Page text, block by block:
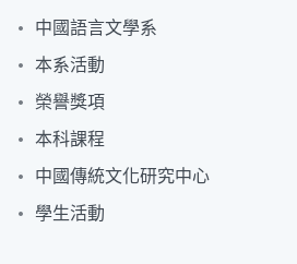
中國語言文學系
本系活動
榮譽獎項
本科課程
中國傳統文化研究中心
學生活動